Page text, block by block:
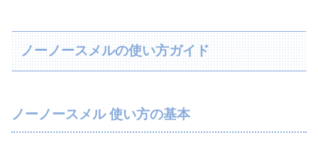
ノーノースメルの使い方ガイド
ノーノースメル 使い方の基本